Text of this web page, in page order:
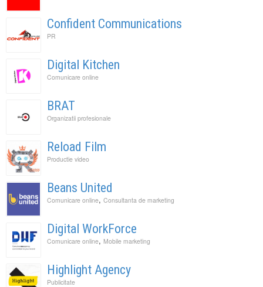
Confident Communications
PR
Digital Kitchen
Comunicare online
BRAT
Organizatii profesionale
Reload Film
Productie video
Beans United
Comunicare online, Consultanta de marketing
Digital WorkForce
Comunicare online, Mobile marketing
Highlight Agency
Publicitate